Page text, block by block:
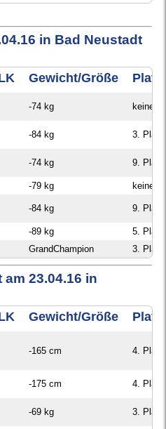
in Bad Neustadt
Gewicht/Größe
-74 kg keine
-84 kg 3. Platz
-74 kg 9. Platz
-79 kg
keine
-84 kg 9. Platz
-89 kg
5. Platz
GrandChampion
3. Platz
23.04.16 in
Gewicht/Größe
-165 cm 4. Platz
-175 cm 4. Platz
-69 kg 3. Platz